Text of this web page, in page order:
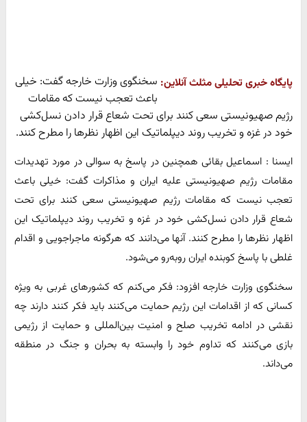
پایگاه خبری تحلیلی مثلث آنلاین: سخنگوی وزارت خارجه گفت: خیلی
باعث تعجب نیست که مقامات
رژیم صهیونیستی سعی کنند برای تحت شعاع قرار دادن نسل‌کشی
خود در غزه و تخریب روند دیپلماتیک این اظهار نظرها را مطرح کنند.
ایسنا : اسماعیل بقائی همچنین در پاسخ به سوالی در مورد تهدیدات
مقامات رژیم صهیونیستی علیه ایران و مذاکرات گفت: خیلی باعث
تعجب نیست که مقامات رژیم صهیونیستی سعی کنند برای تحت
شعاع قرار دادن نسل‌کشی خود در غزه و تخریب روند دیپلماتیک این
اظهار نظرها را مطرح کنند. آنها می‌دانند که هرگونه ماجراجویی و اقدام
غلطی با پاسخ کوبنده ایران روبه‌رو می‌شود.
سخنگوی وزارت خارجه افزود: فکر می‌کنم که کشورهای غربی به ویژه
کسانی که از اقدامات این رژیم حمایت می‌کنند باید فکر کنند دارند چه
نقشی در ادامه تخریب صلح و امنیت بین‌المللی و حمایت از رژیمی
بازی می‌کنند که تداوم خود را وابسته به بحران و جنگ در منطقه
می‌داند.